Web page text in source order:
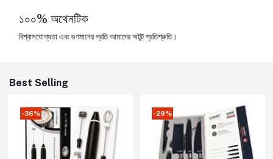
১০০% অথেনটিক
বিশ্বাসযোগ্যতা এবং গুণমানের প্রতি আমাদের অটুট প্রতিশ্রুতি।
Best Selling
-36% -29%